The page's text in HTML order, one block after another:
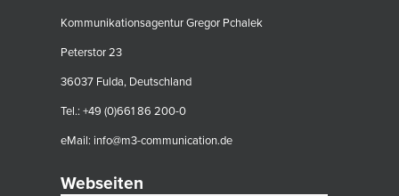
Kommunikationsagentur Gregor Pchalek
Peterstor 23
36037 Fulda, Deutschland
Tel.: +49 (0)661 86 200-0
eMail: info@m3-communication.de
Webseiten